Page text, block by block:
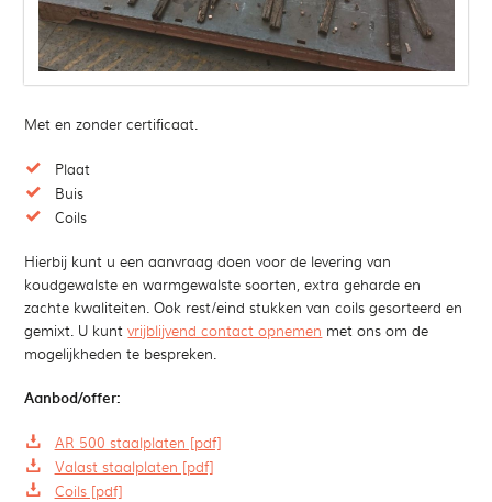
Met en zonder certificaat.
Plaat
Buis
Coils
Hierbij kunt u een aanvraag doen voor de levering van
koudgewalste en warmgewalste soorten, extra geharde en
zachte kwaliteiten. Ook rest/eind stukken van coils gesorteerd en
gemixt. U kuntvrijblijvend contact opnemen met ons om de
mogelijkheden te bespreken.
Aanbod/offer:
AR 500 staalplaten [pdf]
Valast staalplaten [pdf]
Coils [pdf]